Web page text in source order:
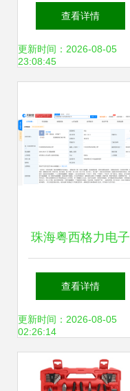
中山市石岐区华城
日用电器修理部的
查看详情
更新时间：2026-08-05
23:08:45
珠海粤西格力电子
商务有限公司成
立，注册资本1亿
元主营日用电器修
查看详情
更新时间：2026-08-05
02:26:14